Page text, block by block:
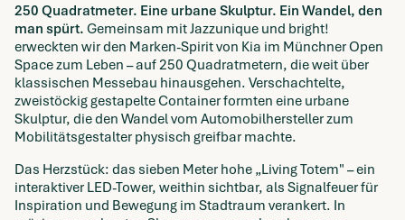
250 Quadratmeter. Eine urbane Skulptur. Ein Wandel, den
man spürt. Gemeinsam mit Jazzunique und bright!
erweckten wir den Marken-Spirit von Kia im Münchner Open
Space zum Leben – auf 250 Quadratmetern, die weit über
klassischen Messebau hinausgehen. Verschachtelte,
zweistöckig gestapelte Container formten eine urbane
Skulptur, die den Wandel vom Automobilhersteller zum
Mobilitätsgestalter physisch greifbar machte.
Das Herzstück: das sieben Meter hohe „Living Totem" – ein
interaktiver LED-Tower, weithin sichtbar, als Signalfeuer für
Inspiration und Bewegung im Stadtraum verankert. In